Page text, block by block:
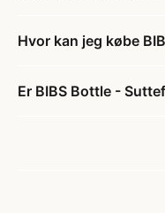
Hvor kan jeg købe
Er BIBS Bottle -